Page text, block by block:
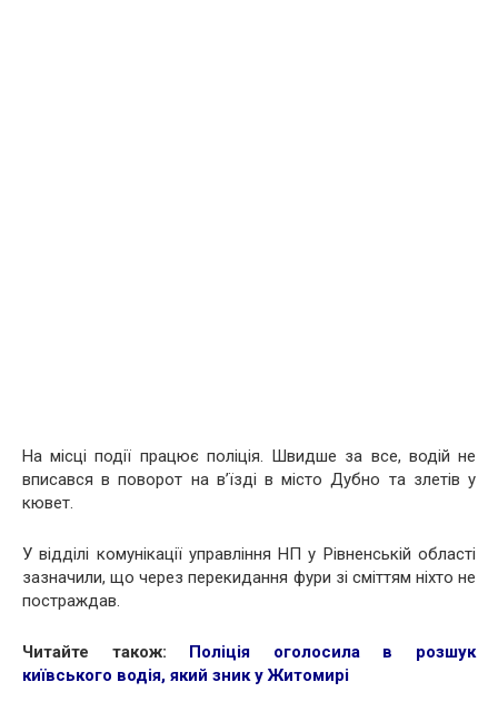
На місці події працює поліція. Швидше за все, водій не
вписався в поворот на в’їзді в місто Дубно та злетів у
кювет.
У відділі комунікації управління НП у Рівненській області
зазначили, що через перекидання фури зі сміттям ніхто не
постраждав.
Читайте також:
Поліція оголосила в розшук
київського водія, який зник у Житомирі